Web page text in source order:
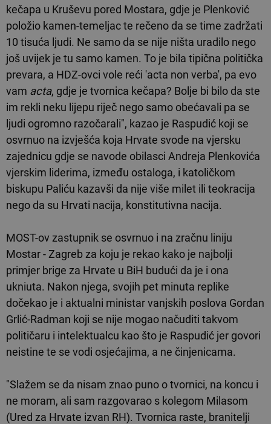
kečapa u Kruševu pored Mostara, gdje je Plenković
položio kamen-temeljac te rečeno da se time zadržati
10 tisuća ljudi. Ne samo da se nije ništa uradilo nego
još uvijek je tu samo kamen. To je bila tipična politička
prevara, a HDZ-ovci vole reći 'acta non verba', pa evo
vam acta, gdje je tvornica kečapa? Bolje bi bilo da ste
im rekli neku lijepu riječ nego samo obećavali pa se
ljudi ogromno razočarali", kazao je Raspudić koji se
osvrnuo na izvješća koja Hrvate svode na vjersku
zajednicu gdje se navode obilasci Andreja Plenkovića
vjerskim liderima, između ostaloga, i katoličkom
biskupu Paliću kazavši da nije više milet ili teokracija
nego da su Hrvati nacija, konstitutivna nacija.
MOST-ov zastupnik se osvrnuo i na zračnu liniju
Mostar - Zagreb za koju je rekao kako je najbolji
primjer brige za Hrvate u BiH budući da je i ona
ukniuta. Nakon njega, svojih pet minuta replike
dočekao je i aktualni ministar vanjskih poslova Gordan
Grlić-Radman koji se nije mogao načuditi takvom
političaru i intelektualcu kao što je Raspudić jer govori
neistine te se vodi osjećajima, a ne činjenicama.
"Slažem se da nisam znao puno o tvornici, na koncu i
ne moram, ali sam razgovarao s kolegom Milasom
(Ured za Hrvate izvan RH). Tvornica raste, branitelji